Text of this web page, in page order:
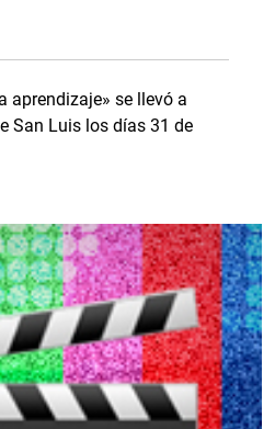
aprendizaje» se llevó a
San Luis los días 31 de